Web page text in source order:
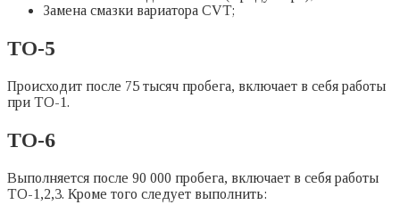
Замена смазки вариатора CVT;
ТО-5
Происходит после 75 тысяч пробега, включает в себя работы
при ТО-1.
ТО-6
Выполняется после 90 000 пробега, включает в себя работы
ТО-1,2,3. Кроме того следует выполнить: